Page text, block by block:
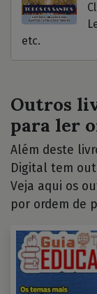
etc.
Outros
para ler
Além deste
Digital tem
Veja aqui os
por ordem de